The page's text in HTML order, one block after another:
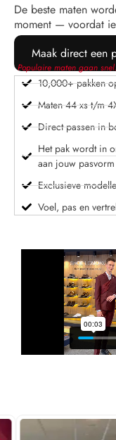
De beste maten
moment — voordat
Maak direct een
Populaire maten gaan snel.
10,000+ pakken
Maten 44 xs t/m
Direct passen in
Het pak wordt in
aan jouw pasvorm
Exclusieve
Voel, pas en